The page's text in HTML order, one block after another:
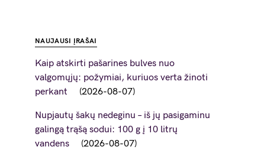
NAUJAUSI ĮRAŠAI
Kaip atskirti pašarines bulves nuo
valgomųjų: požymiai, kuriuos verta žinoti
perkant
2026-08-07
Nupjautų šakų nedeginu – iš jų pasigaminu
galingą trąšą sodui: 100 g į 10 litrų
vandens
2026-08-07